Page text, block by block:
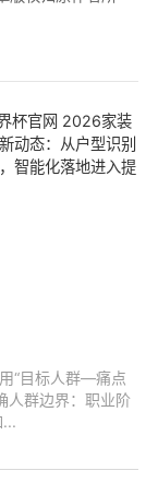
杯官网 2026家装
动态：从户型识别
智能化落地进入提
“目标人群—痛点
人群边界：职业阶